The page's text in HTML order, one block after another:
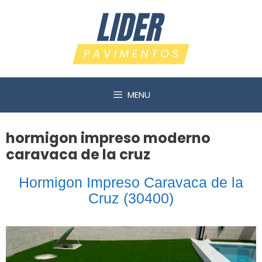
MENU
hormigon impreso moderno
caravaca de la cruz
Hormigon Impreso Caravaca de la
Cruz (30400)